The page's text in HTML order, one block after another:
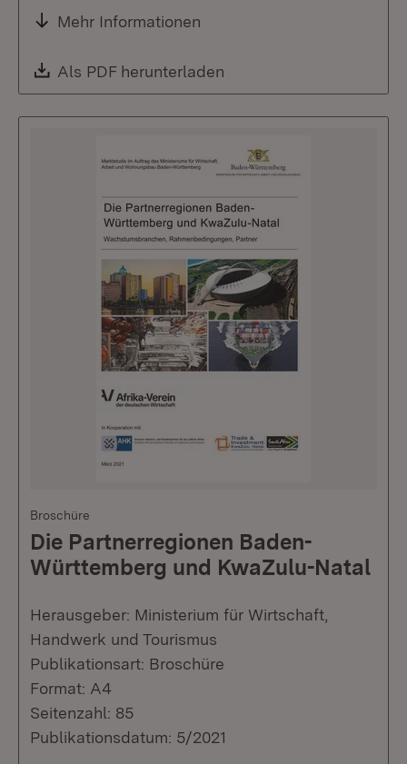
Mehr Informationen
Download:
Als PDF herunterladen
Broschüre
Die Partnerregionen Baden-
Württemberg und KwaZulu-Natal
Herausgeber: Ministerium für Wirtschaft,
Handwerk und Tourismus
Publikationsart: Broschüre
Format: A4
Seitenzahl: 85
Publikationsdatum: 5/2021